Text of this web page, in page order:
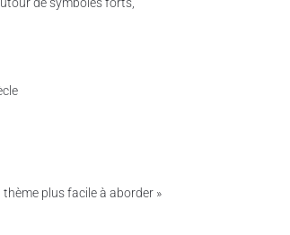
thème plus facile à aborder »